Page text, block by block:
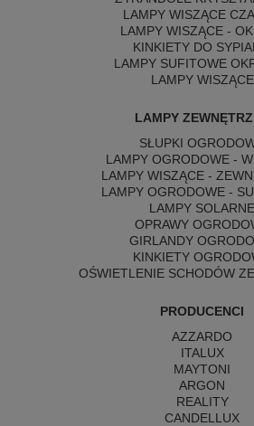
LAMPY WISZĄCE
LAMPY WISZĄCE -
KINKIETY DO
LAMPY SUFITOWE
LAMPY WISZĄCE
LAMPY
SŁUPKI
LAMPY OGRODOWE -
LAMPY WISZĄCE -
LAMPY OGRODOWE -
LAMPY SOLARNE
OPRAWY
GIRLANDY
KINKIETY
OŚWIETLENIE SCHODÓW
PRODUCENCI
AZZARDO
ITALUX
MAYTONI
ARGON
REALITY
CANDELLUX